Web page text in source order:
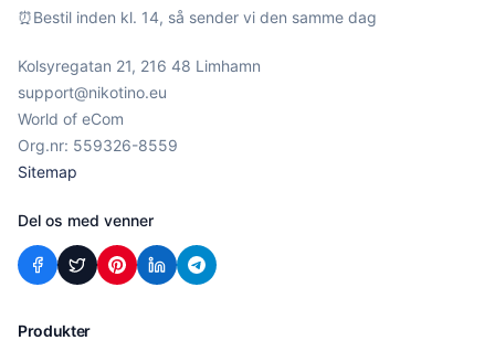
⏰Bestil inden kl. 14, så sender vi den samme dag
Kolsyregatan 21, 216 48 Limhamn
support@nikotino.eu
World of eCom
Org.nr: 559326-8559
Sitemap
Del os med venner
Produkter